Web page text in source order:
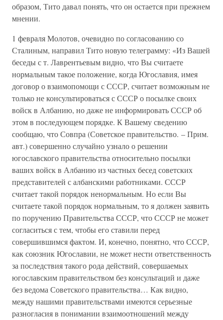
образом, Тито давал понять, что он остается при прежнем
мнении.
1 февраля Молотов, очевидно по согласованию со
Сталиным, направил Тито новую телеграмму: «Из Вашей
беседы с т. Лаврентьевым видно, что Вы считаете
нормальным такое положение, когда Югославия, имея
договор о взаимопомощи с СССР, считает возможным не
только не консультироваться с СССР о посылке своих
войск в Албанию, но даже не информировать СССР об
этом в последующем порядке. К Вашему сведению
сообщаю, что Совпра (Советское правительство. – Прим.
авт.) совершенно случайно узнало о решении
югославского правительства относительно посылки
ваших войск в Албанию из частных бесед советских
представителей с албанскими работниками. СССР
считает такой порядок ненормальным. Но если Вы
считаете такой порядок нормальным, то я должен заявить
по поручению Правительства СССР, что СССР не может
согласиться с тем, чтобы его ставили перед
совершившимся фактом. И, конечно, понятно, что СССР,
как союзник Югославии, не может нести ответственность
за последствия такого рода действий, совершаемых
югославским правительством без консультаций и даже
без ведома Советского правительства… Как видно,
между нашими правительствами имеются серьезные
разногласия в понимании взаимоотношений между